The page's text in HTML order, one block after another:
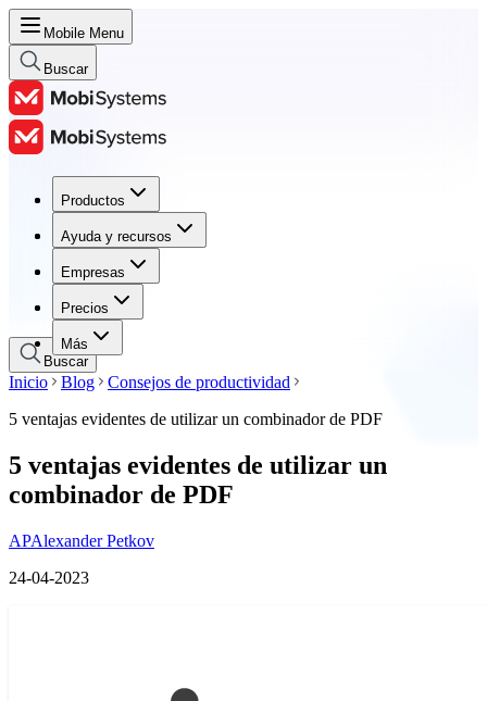
Mobile Menu
Buscar
Productos
Ayuda y recursos
Empresas
Precios
Más
Productos
Ayuda y recursos
Empresas
Precios
Buscar
Inicio Blog
Consejos de productividad
5 ventajas evidentes de utilizar un combinador de PDF
5 ventajas evidentes de utilizar un
combinador de PDF
APAlexander Petkov
24-04-2023